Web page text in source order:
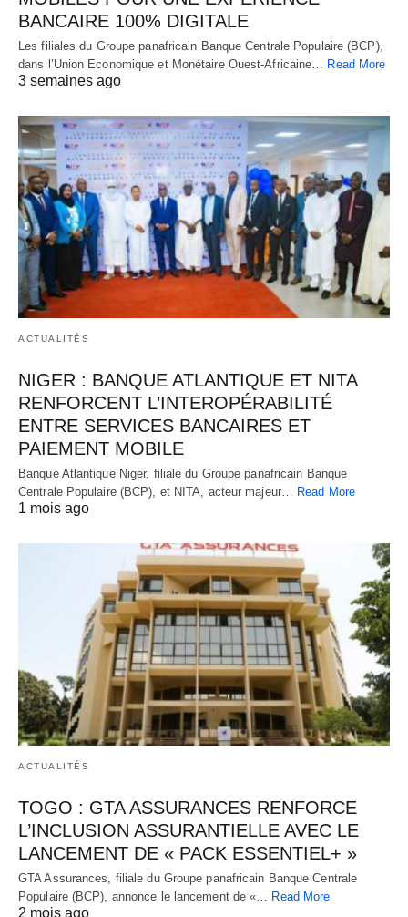
BANCAIRE 100% DIGITALE
Les filiales du Groupe panafricain Banque Centrale Populaire (BCP),
dans l’Union Economique et Monétaire Ouest-Africaine… Read More
3 semaines ago
ACTUALITÉS
NIGER : BANQUE ATLANTIQUE ET NITA
RENFORCENT L’INTEROPÉRABILITÉ
ENTRE SERVICES BANCAIRES ET
PAIEMENT MOBILE
Banque Atlantique Niger, filiale du Groupe panafricain Banque
Centrale Populaire (BCP), et NITA, acteur majeur… Read More
1 mois ago
ACTUALITÉS
TOGO : GTA ASSURANCES RENFORCE
L’INCLUSION ASSURANTIELLE AVEC LE
LANCEMENT DE « PACK ESSENTIEL+ »
GTA Assurances, filiale du Groupe panafricain Banque Centrale
Populaire (BCP), annonce le lancement de «…
Read More
2 mois ago